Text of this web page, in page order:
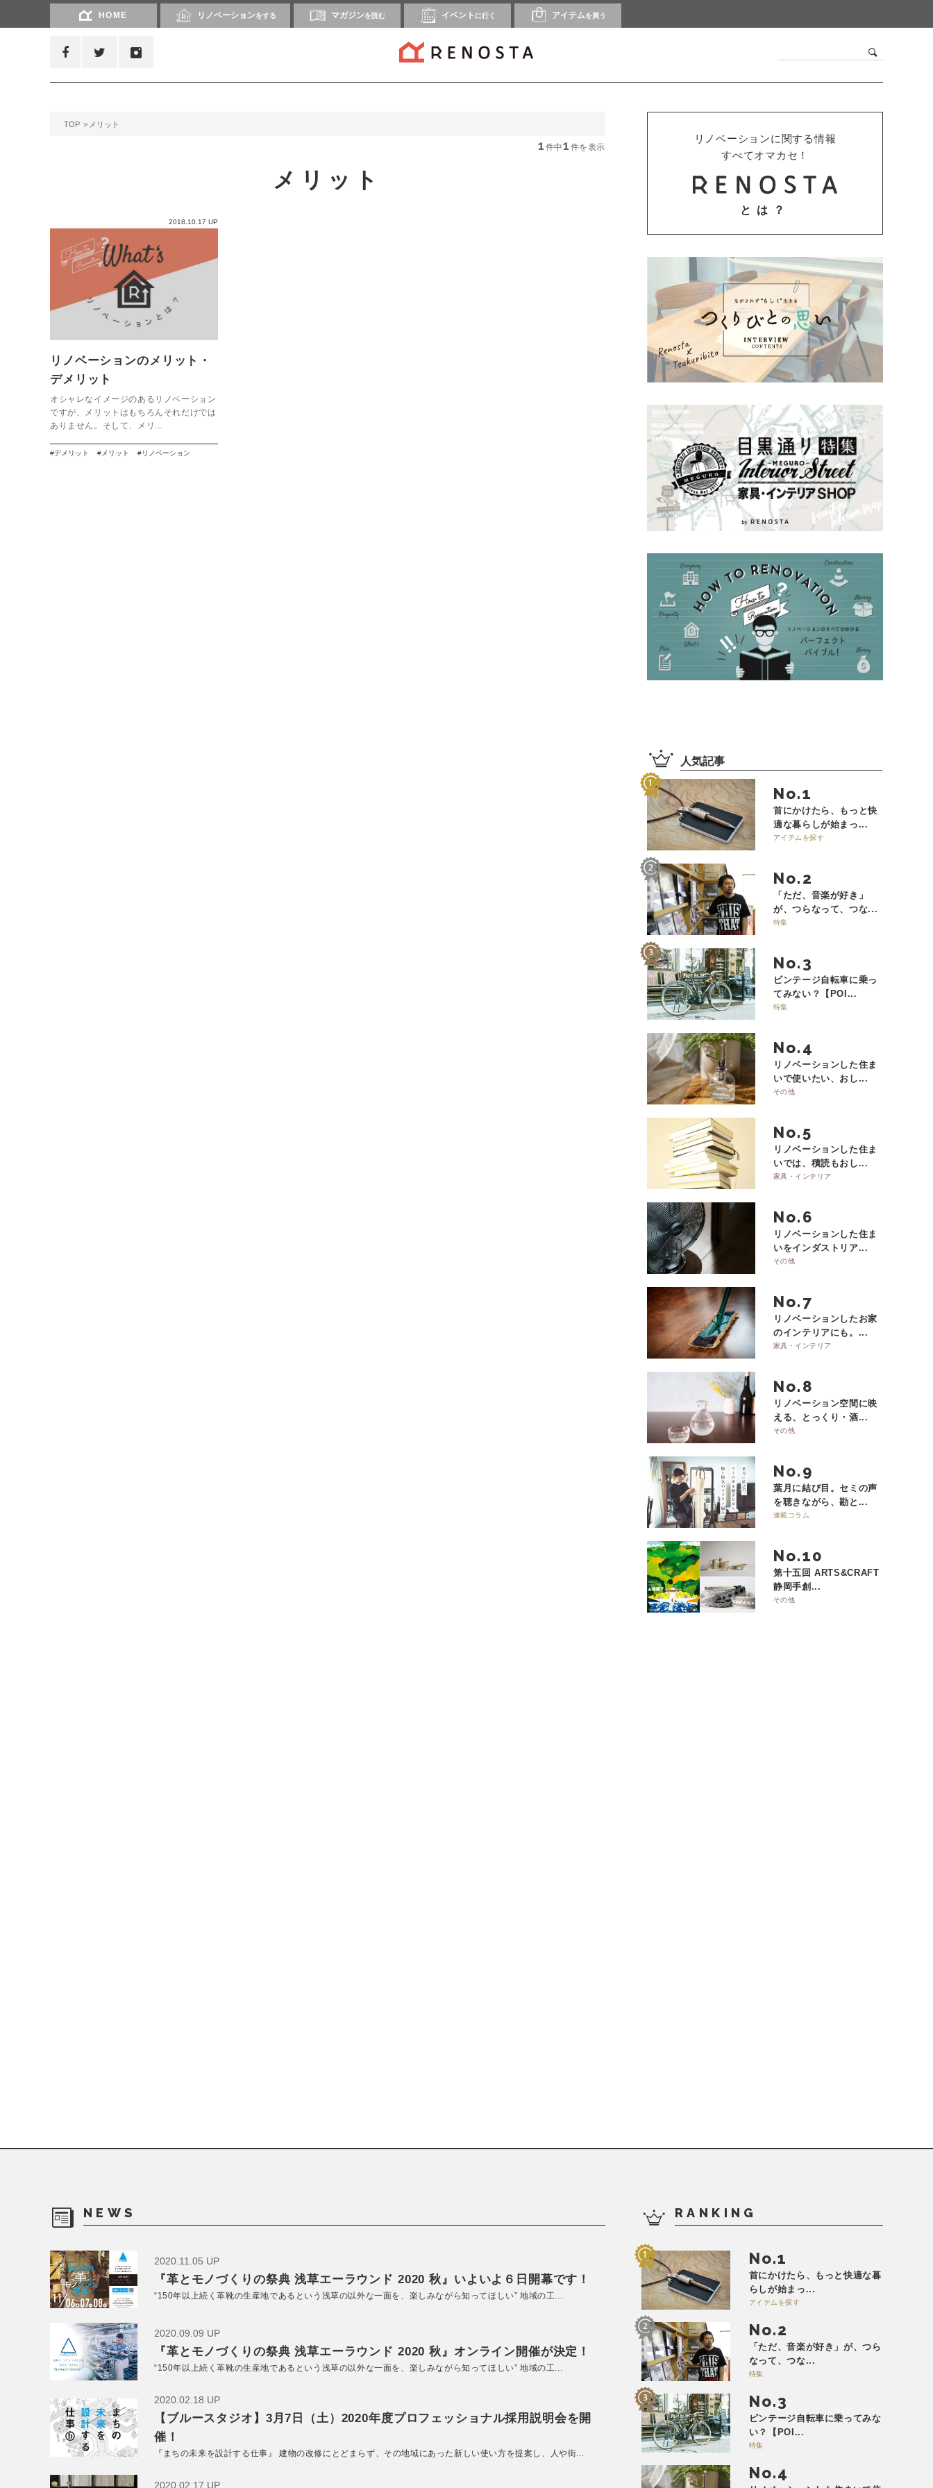
HOME リノベーションをする マガジンを読む イベント に行く アイテムを買う
TOP メリット
1 件中1 件を表示
メリット
2018.10.17 UP
リノベーションのメリット・
デメリット
オシャレなイメージのあるリノベーション
ですが、メリットはもちろんそれだけでは
ありません。そして、メリ...
デメリット メリット リノベーション
リノベーションに関する情報
すべてオマカセ！
とは？
人気記事
No.
首にかけたら、もっと快
適な暮らしが始まっ...
アイテムを探す
No.
「ただ、音楽が好き」
が、つらなって、つな...
特集
No.
ビンテージ自転車に乗っ
てみない？【POI...
特集
No.
リノベーションした住ま
いで使いたい、おし...
その他
No.
リノベーションした住ま
いでは、積読もおし...
家具・インテリア
No.
リノベーションした住ま
いをインダストリア...
その他
No.
リノベーションしたお家
のインテリアにも。...
家具・インテリア
No.
リノベーション空間に映
える、とっくり・酒...
その他
No.
葉月に結び目。セミの声
を聴きながら、勘と...
連載コラム
No.
第十五回 ARTS&CRAFT
静岡手創...
その他
NEWS
2020.11.05 UP
『革とモノづくりの祭典 浅草エーラウンド 2020 秋』いよいよ６日開幕です！
“150年以上続く革靴の生産地であるという浅草の以外な一面を、楽しみながら知ってほしい” 地域の工...
2020.09.09 UP
『革とモノづくりの祭典 浅草エーラウンド 2020 秋』オンライン開催が決定！
“150年以上続く革靴の生産地であるという浅草の以外な一面を、楽しみながら知ってほしい” 地域の工...
2020.02.18 UP
【ブルースタジオ】3月7日（土）2020年度プロフェッショナル採用説明会を開
催！
『まちの未来を設計する仕事』 建物の改修にとどまらず、その地域にあった新しい使い方を提案し、人や街...
2020.02.17 UP
RANKING
No.
首にかけたら、もっと快適な暮
らしが始まっ...
アイテムを探す
No.
「ただ、音楽が好き」が、つら
なって、つな...
特集
No.
ビンテージ自転車に乗ってみな
い？【POI...
特集
No.